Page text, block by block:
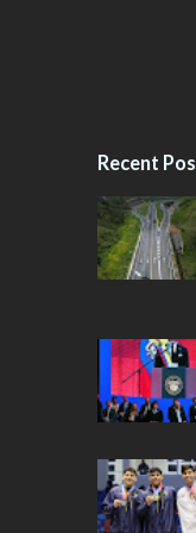
Recent